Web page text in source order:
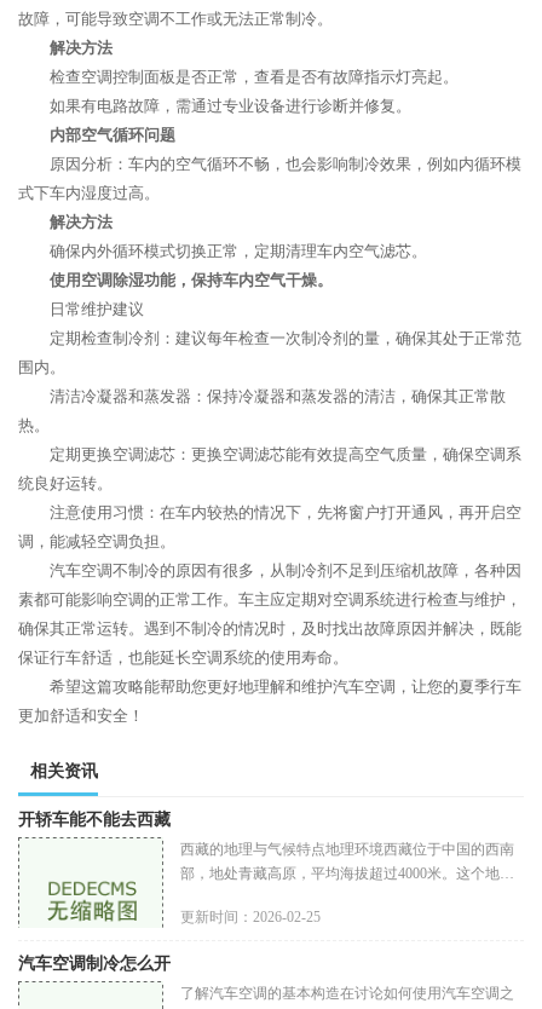
故障，可能导致空调不工作或无法正常制冷。
解决方法
检查空调控制面板是否正常，查看是否有故障指示灯亮起。
如果有电路故障，需通过专业设备进行诊断并修复。
内部空气循环问题
原因分析：车内的空气循环不畅，也会影响制冷效果，例如内循环模
式下车内湿度过高。
解决方法
确保内外循环模式切换正常，定期清理车内空气滤芯。
使用空调除湿功能，保持车内空气干燥。
日常维护建议
定期检查制冷剂：建议每年检查一次制冷剂的量，确保其处于正常范
围内。
清洁冷凝器和蒸发器：保持冷凝器和蒸发器的清洁，确保其正常散
热。
定期更换空调滤芯：更换空调滤芯能有效提高空气质量，确保空调系
统良好运转。
注意使用习惯：在车内较热的情况下，先将窗户打开通风，再开启空
调，能减轻空调负担。
汽车空调不制冷的原因有很多，从制冷剂不足到压缩机故障，各种因
素都可能影响空调的正常工作。车主应定期对空调系统进行检查与维护，
确保其正常运转。遇到不制冷的情况时，及时找出故障原因并解决，既能
保证行车舒适，也能延长空调系统的使用寿命。
希望这篇攻略能帮助您更好地理解和维护汽车空调，让您的夏季行车
更加舒适和安全！
相关资讯
开轿车能不能去西藏
西藏的地理与气候特点地理环境西藏位于中国的西南
部，地处青藏高原，平均海拔超过4000米。这个地区
玩家在游戏中若想要开车到达
更新时间：2026-02-25
汽车空调制冷怎么开
了解汽车空调的基本构造在讨论如何使用汽车空调之